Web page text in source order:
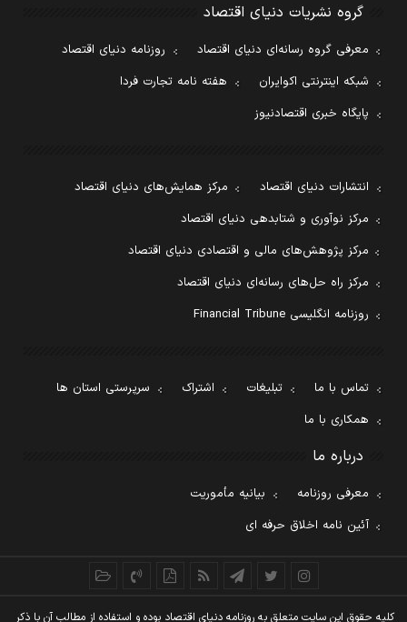
گروه نشریات دنیای اقتصاد
معرفی گروه رسانه‌ای دنیای اقتصاد
روزنامه دنیای اقتصاد
شبکه اینترنتی اکوایران
هفته نامه تجارت فردا
پایگاه خبری اقتصادنیوز
انتشارات دنیای اقتصاد
مرکز همایش‌های دنیای اقتصاد
مرکز نوآوری و شتابدهی دنیای اقتصاد
مرکز پژوهش‌های مالی و اقتصادی دنیای اقتصاد
مرکز راه حل‌های رسانه‌ای دنیای اقتصاد
روزنامه انگلیسی Financial Tribune
تماس با ما تبلیغات اشتراک
سرپرستی استان ها
همکاری با ما
درباره ما
معرفی روزنامه
بیانیه مأموریت
آئین نامه اخلاق حرفه ای
کليه حقوق اين سايت متعلق به روزنامه دنيای اقتصاد بوده و استفاده از مطالب آن با ذکر